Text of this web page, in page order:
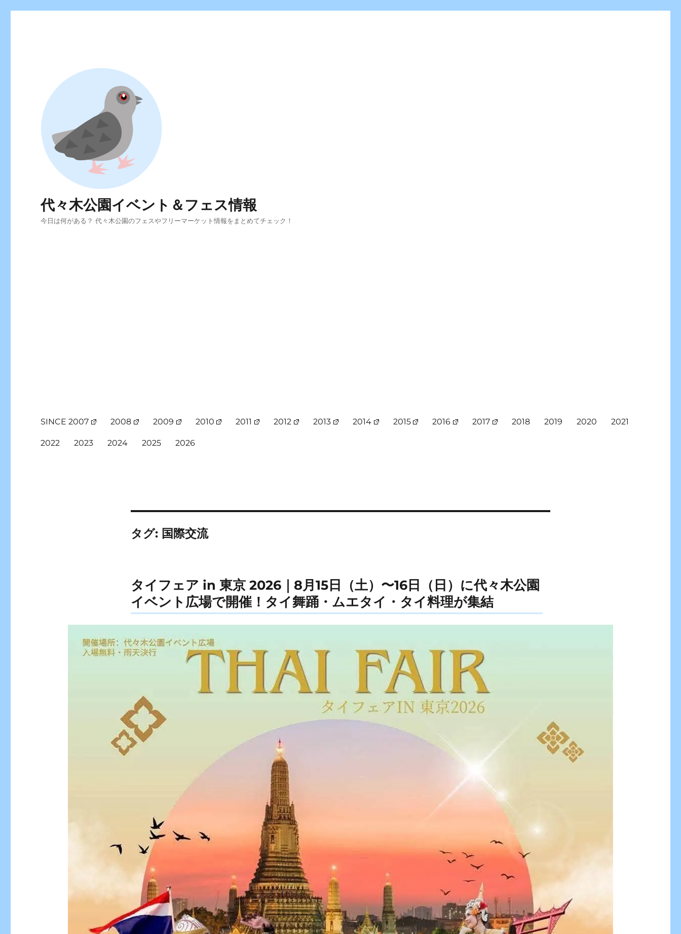
代々木公園イベント＆フェス情報
今日は何がある？ 代々木公園のフェスやフリーマーケット情報をまとめてチェック！
SINCE 2007 2008 2009 2010 2011 2012 2013 2014 2015 2016 2017 2018 2019 2020 2021
2022 2023 2024 2025 2026
タグ: 国際交流
タイフェア in 東京 2026｜8月15日（土）〜16日（日）に代々木公園
イベント広場で開催！タイ舞踊・ムエタイ・タイ料理が集結